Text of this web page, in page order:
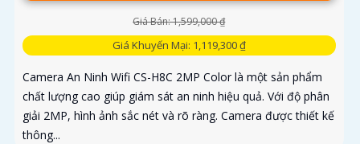
Giá Bán: 1,599,000 ₫
Giá Khuyến Mại: 1,119,300 ₫
Camera An Ninh Wifi CS-H8C 2MP Color là một sản phẩm
chất lượng cao giúp giám sát an ninh hiệu quả. Với độ phân
giải 2MP, hình ảnh sắc nét và rõ ràng. Camera được thiết kế
thông...